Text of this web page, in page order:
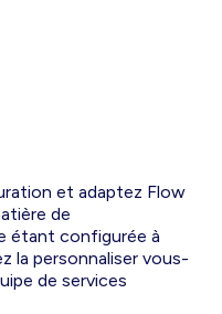
et adaptez Flow
de
étant configurée à
la personnaliser vous-
de services